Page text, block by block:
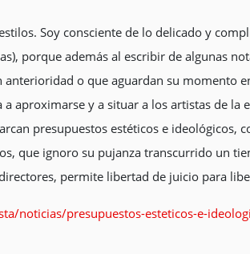
Soy consciente de lo delicado y
porque además al escribir de algunas
o que aguardan su momento
aproximarse y a situar a los artistas de la
presupuestos estéticos e
que ignoro su pujanza transcurrido un
permite libertad de juicio para
noticias/presupuestos-esteticos-e-